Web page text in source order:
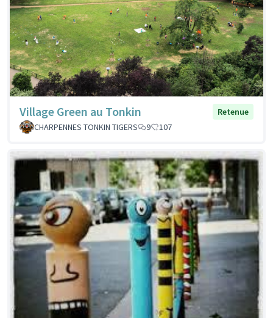
Village Green au Tonkin
Retenue
CHARPENNES TONKIN TIGERS
9 107